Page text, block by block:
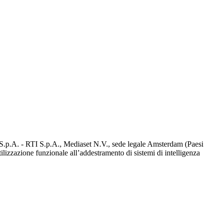
- RTI S.p.A., Mediaset N.V., sede legale Amsterdam (Paesi
funzionale all’addestramento di sistemi di intelligenza